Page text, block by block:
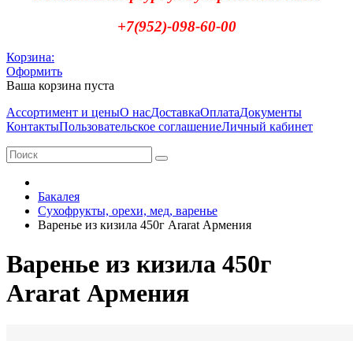
+7(952)-098-60-00
Корзина:
Оформить
Ваша корзина пуста
Ассортимент и ценыО насДоставкаОплатаДокументы
КонтактыПользовательское соглашениеЛичный кабинет
Бакалея
Сухофрукты, орехи, мед, варенье
Варенье из кизила 450г Ararat Армения
Варенье из кизила 450г
Ararat Армения